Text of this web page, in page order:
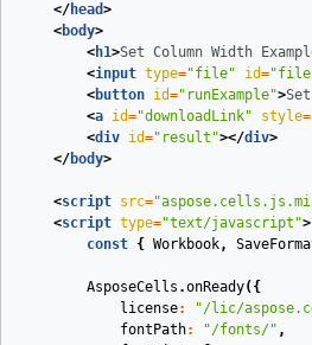
</head>
<body>
<h1>Set Column Width
<input type="file" id=
<button id="runExample">
<a id="downloadLink" style=
<div id="result"></div>
</body>
<script src=
<script type="text/javascript">
const { Workbook,
AsposeCells .onReady({
license: "/lic/
fontPath: "/fonts/" ,